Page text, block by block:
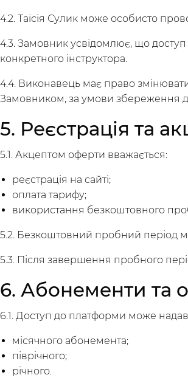
Мой кабинет /
4.2. Таїсія Сулик може особисто
4.3. Замовник усвідомлює, що
конкретного інструктора.
4.4. Виконавець має право
Замовником, за умови збереження
5. Реєстрація та
5.1. Акцептом оферти вважається:
реєстрація на сайті;
оплата тарифу;
використання безкоштовного
5.2. Безкоштовний пробний період
5.3. Після завершення пробного
6. Абонементи та
6.1. Доступ до платформи може
місячного абонемента;
піврічного;
річного.